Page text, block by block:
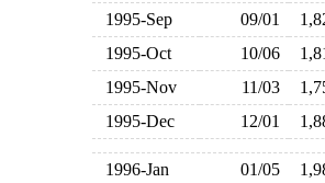
1995-Sep
09/01
1995-Oct
10/06
1995-Nov
11/03
1995-Dec
12/01
1996-Jan 01/05